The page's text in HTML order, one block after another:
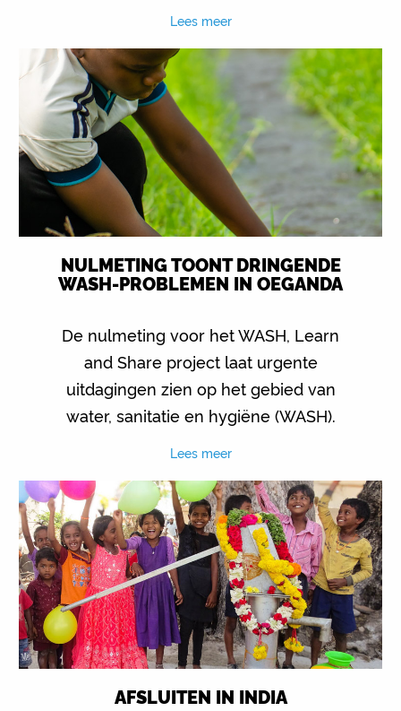
Lees meer
NULMETING TOONT DRINGENDE
WASH-PROBLEMEN IN OEGANDA
De nulmeting voor het WASH, Learn
and Share project laat urgente
uitdagingen zien op het gebied van
water, sanitatie en hygiëne (WASH).
Lees meer
AFSLUITEN IN INDIA